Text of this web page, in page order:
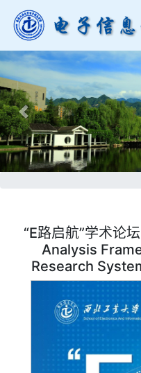
Previous
“E路启航”学术
Analysis
Research